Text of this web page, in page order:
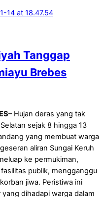
Tanggap
Brebes
– Hujan deras yang tak
sejak 8 hingga 13
yang membuat warga
aliran Sungai Keruh
ke permukiman,
publik, mengganggu
jiwa. Peristiwa ini
dihadapi warga dalam